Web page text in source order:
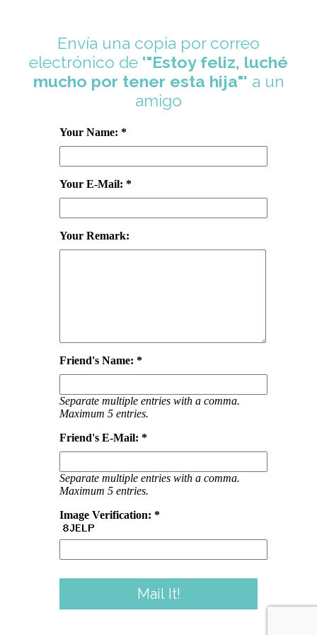
Envía una copia por correo
electrónico de '"Estoy feliz, luché
mucho por tener esta hija"' a un
amigo
Your Name: *
Your E-Mail: *
Your Remark:
Friend's Name: *
Separate multiple entries with a comma.
Maximum 5 entries.
Friend's E-Mail: *
Separate multiple entries with a comma.
Maximum 5 entries.
Image Verification: *